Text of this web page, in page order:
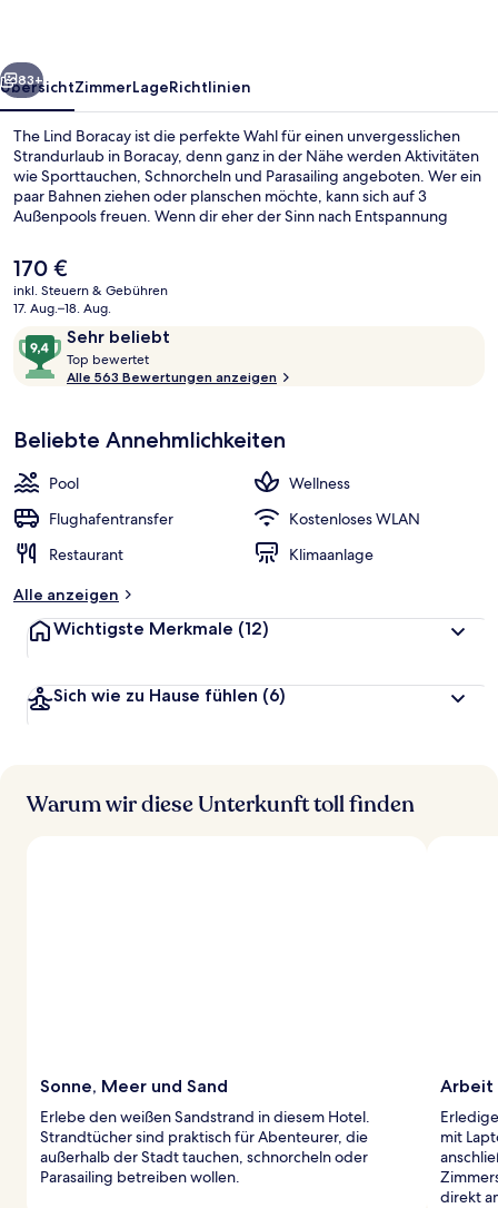
Weiter
83+
ÜbersichtZimmerLageRichtlinien
The Lind Boracay ist die perfekte Wahl für einen unvergesslichen
Strandurlaub in Boracay, denn ganz in der Nähe werden Aktivitäten
wie Sporttauchen, Schnorcheln und Parasailing angeboten. Wer ein
paar Bahnen ziehen oder planschen möchte, kann sich auf 3
Außenpools freuen. Wenn dir eher der Sinn nach Entspannung
Körperpeelings und Aromatherapie verwöhnen lassen. Der
Coffeeshop eignet sich prima, wenn du einen Happen essen
möchtest. Für kühle Getränke dagegen bist du in der Bar/Lounge
an der richtigen Adresse. Dieses Hotel im luxuriösen Stil bietet als
weitere Highlights einen kostenlosen Kinderclub, eine Poolbar
sowie einen Fitnessbereich. Andere Reisende haben viel Gutes über
das hilfsbereite Personal zu berichten.
Der
aktuelle
Preis
170 €.
170 €
inkl. Steuern & Gebühren
17. Aug.–18. Aug.
Bewertungen
Sehr beliebt
9,4
von
10,
beliebt
Top bewertet
o
b
r
Alle 563 Bewertungen anzeigen
Beliebte Annehmlichkeiten
Pool
Wellness
Flughafentransfer
Kostenloses WLAN
Restaurant
Klimaanlage
Alle anzeigen
Wichtigste Merkmale (12)
Sich wie zu Hause fühlen (6)
Warum wir diese Unterkunft toll finden
Sonne, Meer und Sand
Erlebe den weißen Sandstrand in diesem Hotel.
Strandtücher sind praktisch für Abenteurer, die
außerhalb der Stadt tauchen, schnorcheln oder
Parasailing betreiben wollen.
Arbeit
mit
direkt